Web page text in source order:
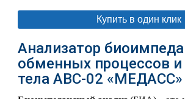
Купить в один клик
Анализатор
обменных процессов и
тела АВС-02 «МЕДАСС»